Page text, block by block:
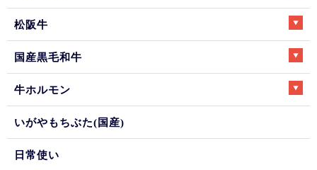
松阪牛
国産黒毛和牛
牛ホルモン
いがやもちぶた(国産)
日常使い